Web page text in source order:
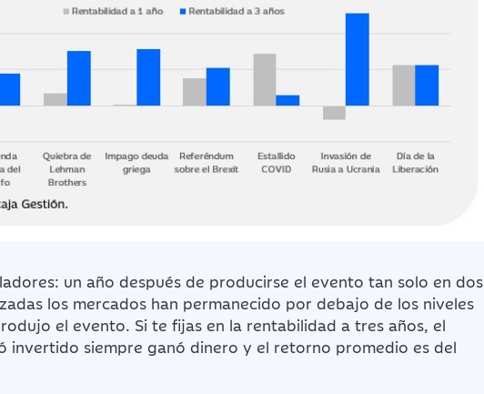
un año después de producirse el evento tan solo en dos
los mercados han permanecido por debajo de los niveles
el evento. Si te fijas en la rentabilidad a tres años, el
invertido siempre ganó dinero y el retorno promedio es del